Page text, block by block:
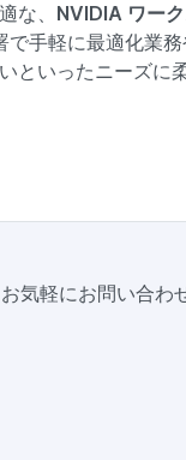
な、 NVIDIA ワー
手軽に最適化業
といったニーズに
気軽にお問い合わ